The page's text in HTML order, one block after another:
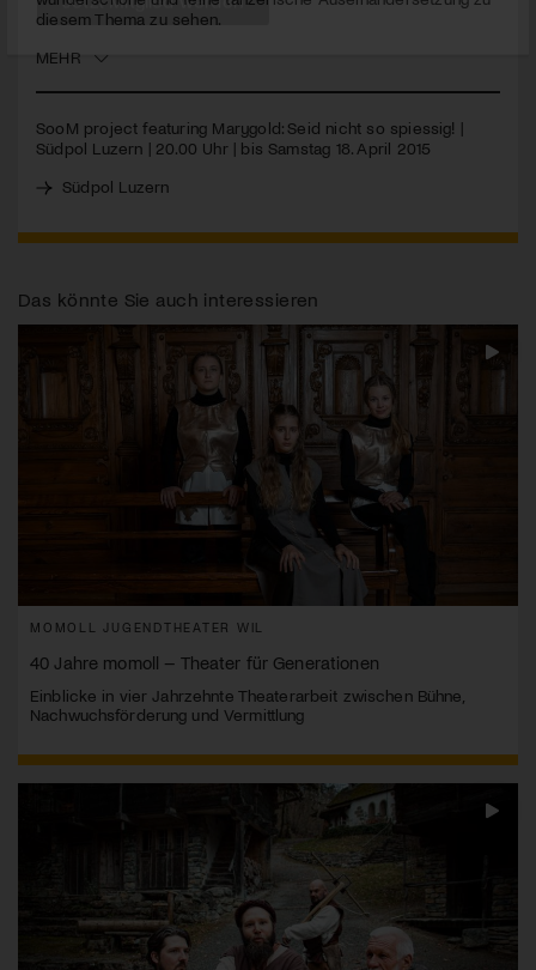
diesem Thema zu sehen.
MEHR
SooM project featuring Marygold: Seid nicht so spiessig! |
Südpol Luzern | 20.00 Uhr | bis Samstag 18. April 2015
Südpol Luzern
Das könnte Sie auch interessieren
MOMOLL JUGENDTHEATER WIL
40 Jahre momoll – Theater für Generationen
Einblicke in vier Jahrzehnte Theaterarbeit zwischen Bühne,
Nachwuchsförderung und Vermittlung
Jetzt Mitglied werden